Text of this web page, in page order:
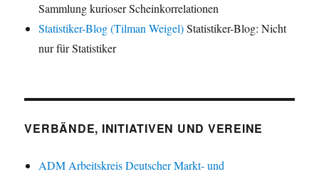
Sammlung kurioser Scheinkorrelationen
Statistiker-Blog (Tilman Weigel)Statistiker-Blog: Nicht
nur für Statistiker
VERBÄNDE, INITIATIVEN UND VEREINE
ADM Arbeitskreis Deutscher Markt- und